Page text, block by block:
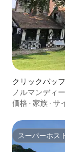
クリックバッ
ノルマンディ
価格 · 家族 · サ
スーパーホス
スーパーホス